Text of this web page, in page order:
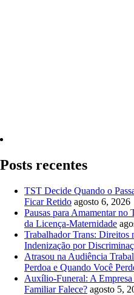
Posts recentes
TST Decide Quando o
Ficar Retido agosto 6, 2026
Pausas para Amamentar
da Licença-Maternidade
Trabalhador Trans: Direitos
Indenização por
Atrasou na Audiência
Perdoa e Quando Você
Auxílio-Funeral: A
Familiar Falece? agosto 5,